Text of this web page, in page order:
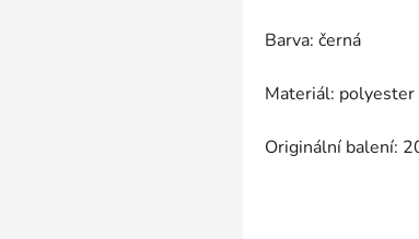
Barva: černá
Materiál: polyester
Originální balení: